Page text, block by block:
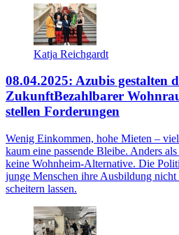
Katja Reichgardt
08.04.2025: Azubis gestalten
ZukunftBezahlbarer
stellen Forderungen
Wenig Einkommen, hohe Mieten –
kaum eine passende Bleibe. Anders
keine Wohnheim-Alternative. Die
junge Menschen ihre Ausbildung nicht
scheitern lassen.